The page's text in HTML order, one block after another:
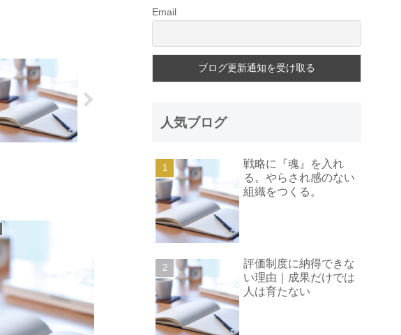
Email
人気ブログ
戦略に『魂』を入れ
る。やらされ感のない
組織をつくる。
評価制度に納得できな
い理由｜成果だけでは
人は育たない